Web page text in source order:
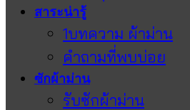
สาระน่ารู้
1บทความ ผ้าม่าน
คำถามที่พบบ่อย
ซักผ้าม่าน
รับซักผ้าม่าน